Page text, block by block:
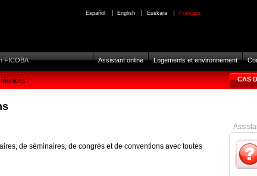
Español English Euskara Français
Assistant online Logements et environnement
FICOBA
CAS
de séminaires, de congrès et de conventions avec toutes